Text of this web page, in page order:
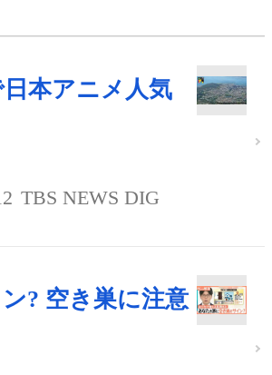
本アニメ人気
TBS NEWS DIG
? 空き巣に注意